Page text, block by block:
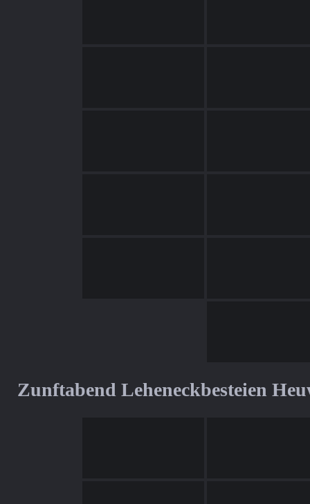
Zunftabend Leheneckbesteien